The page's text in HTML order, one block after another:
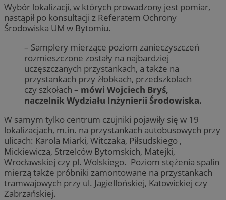
Wybór lokalizacji, w których prowadzony jest pomiar,
nastąpił po konsultacji z Referatem Ochrony
Środowiska UM w Bytomiu.
– Samplery mierzące poziom zanieczyszczeń
rozmieszczone zostały na najbardziej
uczęszczanych przystankach, a także na
przystankach przy żłobkach, przedszkolach
czy szkołach – mówi Wojciech Bryś,
naczelnik Wydziału Inżynierii Środowiska.
W samym tylko centrum czujniki pojawiły się w 19
lokalizacjach, m.in. na przystankach autobusowych przy
ulicach: Karola Miarki, Witczaka, Piłsudskiego ,
Mickiewicza, Strzelców Bytomskich, Matejki,
Wrocławskiej czy pl. Wolskiego. Poziom stężenia spalin
mierzą także próbniki zamontowane na przystankach
tramwajowych przy ul. Jagiellońskiej, Katowickiej czy
Zabrzańskiej.